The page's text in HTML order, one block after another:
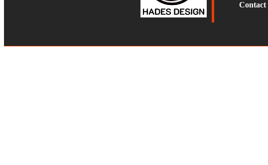
Contact